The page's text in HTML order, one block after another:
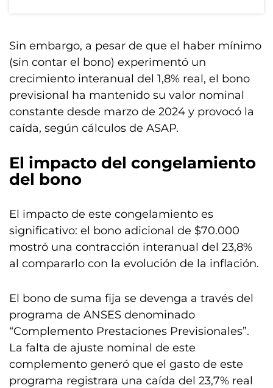
Sin embargo, a pesar de que el haber mínimo
(sin contar el bono) experimentó un
crecimiento interanual del 1,8% real, el bono
previsional ha mantenido su valor nominal
constante desde marzo de 2024 y provocó la
caída, según cálculos de ASAP.
El impacto del congelamiento
del bono
El impacto de este congelamiento es
significativo: el bono adicional de $70.000
mostró una contracción interanual del 23,8%
al compararlo con la evolución de la inflación.
El bono de suma fija se devenga a través del
programa de ANSES denominado
“Complemento Prestaciones Previsionales”.
La falta de ajuste nominal de este
complemento generó que el gasto de este
programa registrara una caída del 23,7% real